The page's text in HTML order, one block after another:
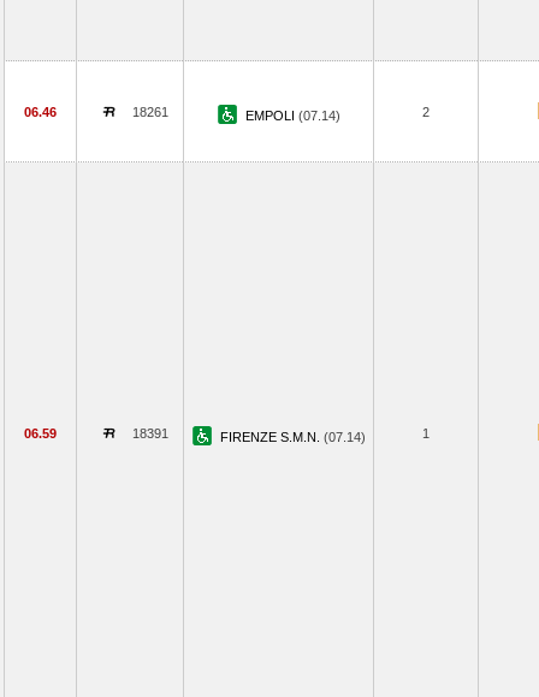
06.46 18261 EMPOLI (07.14) 2
06.59 18391 FIRENZE S.M.N. (07.14) 1